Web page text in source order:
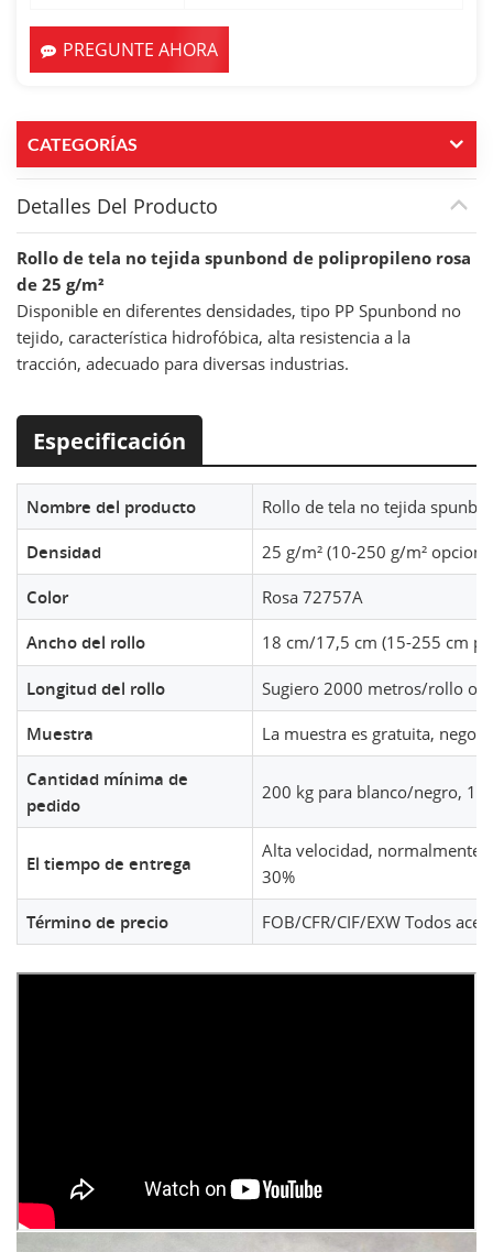
PREGUNTE AHORA
CATEGORÍAS
Detalles Del Producto
Rollo de tela no tejida spunbond de polipropileno rosa
de 25 g/m²
Disponible en diferentes densidades, tipo PP Spunbond no
tejido, característica hidrofóbica, alta resistencia a la
tracción, adecuado para diversas industrias.
Especificación
Nombre del producto Rollo de tela no tejida
Densidad 25 g/m² (10-250 g/m²
Color Rosa 72757A
Ancho del rollo 18 cm/17,5 cm (15-255 cm
Longitud del rollo Sugiero 2000 metros/rollo o
Muestra La muestra es gratuita,
Cantidad mínima de
pedido
200 kg para blanco/negro,
El tiempo de entrega
Alta velocidad, normalmente
30%
Término de precio FOB/CFR/CIF/EXW Todos